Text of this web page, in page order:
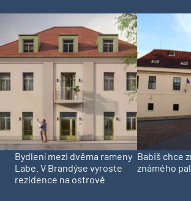
Bydlení mezi dvěma rameny
Labe. V Brandýse vyroste
rezidence na ostrově
Babiš chce
známého